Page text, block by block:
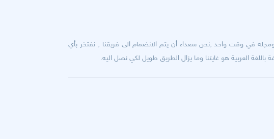
في وقت واحد ,نحن سعداء أن يتم الانضمام الى فريقنا , نفتخر بأي
العربية هو غايتنا وما يزال الطريق طويل لكي نصل اليه.